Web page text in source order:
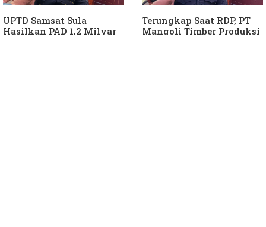
UPTD Samsat Sula
Hasilkan PAD 1,2 Milyar
Terungkap Saat RDP, PT
Mangoli Timber Produksi